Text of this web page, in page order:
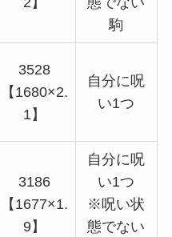
駒
3528
【1680×2.
1】
自分に呪
い1つ
3186
【1677×1.
9】
自分に呪
い1つ
※呪い状
態でない